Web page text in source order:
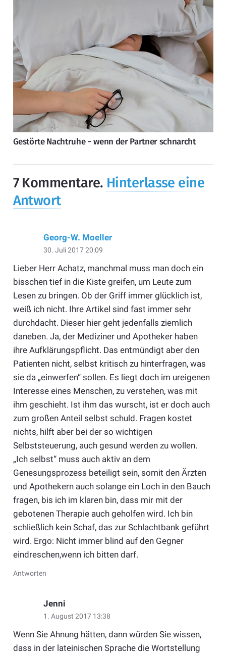
Gestörte Nachtruhe − wenn der Partner schnarcht
7 Kommentare. Hinterlasse eine
Antwort
Georg-W. Moeller
30. Juli 2017 20:09
Lieber Herr Achatz, manchmal muss man doch ein
bisschen tief in die Kiste greifen, um Leute zum
Lesen zu bringen. Ob der Griff immer glücklich ist,
weiß ich nicht. Ihre Artikel sind fast immer sehr
durchdacht. Dieser hier geht jedenfalls ziemlich
daneben. Ja, der Mediziner und Apotheker haben
ihre Aufklärungspflicht. Das entmündigt aber den
Patienten nicht, selbst kritisch zu hinterfragen, was
sie da „einwerfen“ sollen. Es liegt doch im ureigenen
Interesse eines Menschen, zu verstehen, was mit
ihm geschieht. Ist ihm das wurscht, ist er doch auch
zum großen Anteil selbst schuld. Fragen kostet
nichts, hilft aber bei der so wichtigen
Selbststeuerung, auch gesund werden zu wollen.
„Ich selbst“ muss auch aktiv an dem
Genesungsprozess beteiligt sein, somit den Ärzten
und Apothekern auch solange ein Loch in den Bauch
fragen, bis ich im klaren bin, dass mir mit der
gebotenen Therapie auch geholfen wird. Ich bin
schließlich kein Schaf, das zur Schlachtbank geführt
wird. Ergo: Nicht immer blind auf den Gegner
eindreschen,wenn ich bitten darf.
Antworten
Jenni
1. August 2017 13:38
Wenn Sie Ahnung hätten, dann würden Sie wissen,
dass in der lateinischen Sprache die Wortstellung